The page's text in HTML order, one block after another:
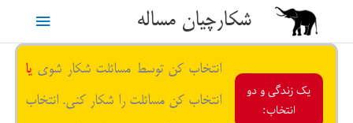
محتوا
شکارچیان مساله
فهرست
یک زندگی و دو
انتخاب:
انتخاب کن توسط مسائلت شکار شوی یا
انتخاب کن مسائلت را شکار کنی. انتخاب